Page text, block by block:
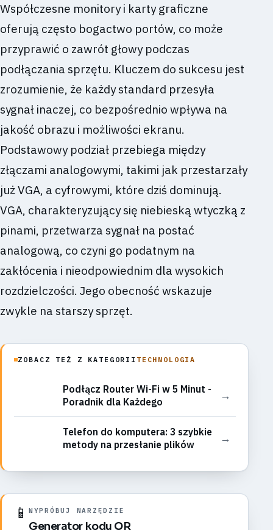
Współczesne monitory i karty graficzne
oferują często bogactwo portów, co może
przyprawić o zawrót głowy podczas
podłączania sprzętu. Kluczem do sukcesu jest
zrozumienie, że każdy standard przesyła
sygnał inaczej, co bezpośrednio wpływa na
jakość obrazu i możliwości ekranu.
Podstawowy podział przebiega między
złączami analogowymi, takimi jak przestarzały
już VGA, a cyfrowymi, które dziś dominują.
VGA, charakteryzujący się niebieską wtyczką z
pinami, przetwarza sygnał na postać
analogową, co czyni go podatnym na
zakłócenia i nieodpowiednim dla wysokich
rozdzielczości. Jego obecność wskazuje
zwykle na starszy sprzęt.
ZOBACZ TEŻ Z KATEGORII TECHNOLOGIA
Podłącz Router Wi-Fi w 5 Minut -
Poradnik dla Każdego
→
Telefon do komputera: 3 szybkie
metody na przesłanie plików
→
📱 WYPRÓBUJ NARZĘDZIE
Generator kodu QR